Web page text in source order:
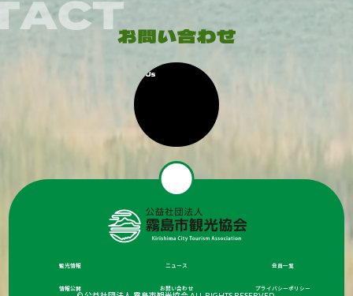
観光情報 ニュース 会員一覧
情報公開 お問い合わせ プライバシーポリシー